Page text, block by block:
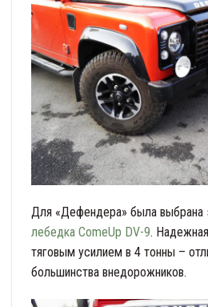
Для «Дефендера» была выбрана
лебедка ComeUp DV-9.
тяговым усилием в 4 тонны –
большинства внедорожников.